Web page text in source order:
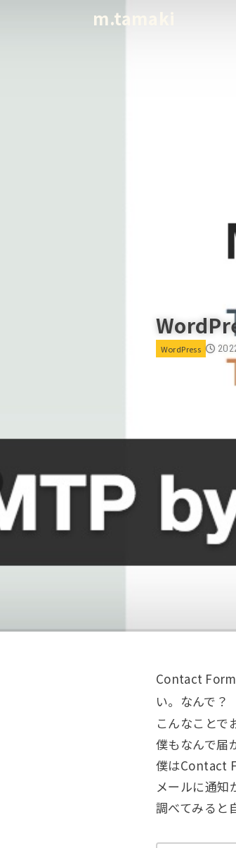
m.tamaki
WordPress
Contact Form
い。なんで？
こんなことで
僕もなんで届
僕はContact
メールに通知
調べてみると